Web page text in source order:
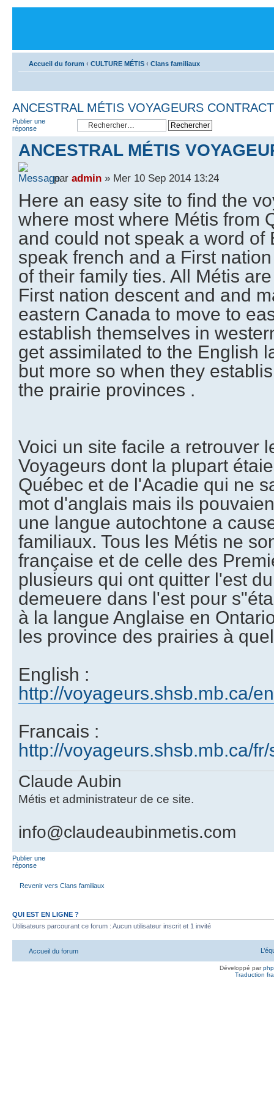
Accueil du forum ‹ CULTURE MÉTIS ‹ Clans familiaux
ANCESTRAL MÉTIS VOYAGEURS
Publier une
réponse
ANCESTRAL MÉTIS
par admin » Mer 10 Sep 2014 13:24
Here an easy site to find the
where most where Métis from
and could not speak a word of
speak french and a First
of their family ties. All Métis
First nation descent and and
eastern Canada to move to
establish themselves in
get assimilated to the English
but more so when they
the prairie provinces .
Voici un site facile a retrouver
Voyageurs dont la plupart
Québec et de l'Acadie qui ne
mot d'anglais mais ils
une langue autochtone a
familiaux. Tous les Métis ne
française et de celle des
plusieurs qui ont quitter l'est
demeuere dans l'est pour
à la langue Anglaise en
les province des prairies à
English :
http://voyageurs.shsb.mb.ca/
Francais :
http://voyageurs.shsb.mb.ca/
Claude Aubin
Métis et administrateur de ce site.
info@claudeaubinmetis.com
Publier une
réponse
Revenir vers Clans familiaux
QUI EST EN LIGNE ?
Utilisateurs parcourant ce forum : Aucun utilisateur inscrit et 1 invité
Accueil du forum
Développé par
Traduction